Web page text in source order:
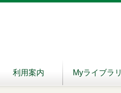
利用案内 Myライブラリ